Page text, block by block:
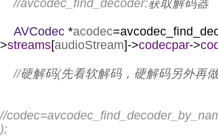
//avcodec_find_decoder:获取解码器
AVCodec *acodec
>streams[audioStream]->codecpar->
//硬解码(先看软解码，硬解码另外再
//
);